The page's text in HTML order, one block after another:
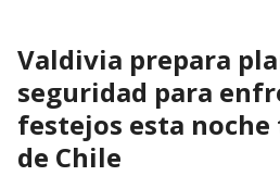
Valdivia prepara
seguridad para
festejos esta
de Chile